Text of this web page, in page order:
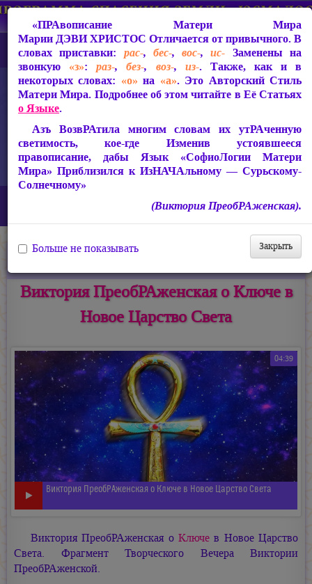
Виктория ПреобРАженская о Ключе в Новое Царство Света
21.09.2019
Виктория ПреобРАженская о Ключе в
Новое Царство Света
04:39
Виктория ПреобРАженская о Ключе в Новое Царство Света
Виктория ПреобРАженская о Ключе в Новое Царство
Света. Фрагмент Творческого Вечера Виктории
ПреобРАженской.
«ПРАвописание Матери Мира
Марии ДЭВИ ХРИСТОС Отличается от привычного. В
словах приставки: рас-, бес-,вос-,ис- Заменены на
звонкую «з»:раз-,без-, воз-, из-. Также, как и в
некоторых словах: «о» на «а». Это Авторский Стиль
Матери Мира. Подробнее об этом читайте в Её Статьях
о Языке.
Азъ ВозвРАтила многим словам их утРАченную
светимость, кое-где Изменив устоявшееся
правописание, дабы Язык «СофиоЛогии Матери
Мира» Приблизился к ИзНАЧАльному — Сурьскому-
Солнечному»
(Виктория ПреобРАженская).
Закрыть
Больше не показывать